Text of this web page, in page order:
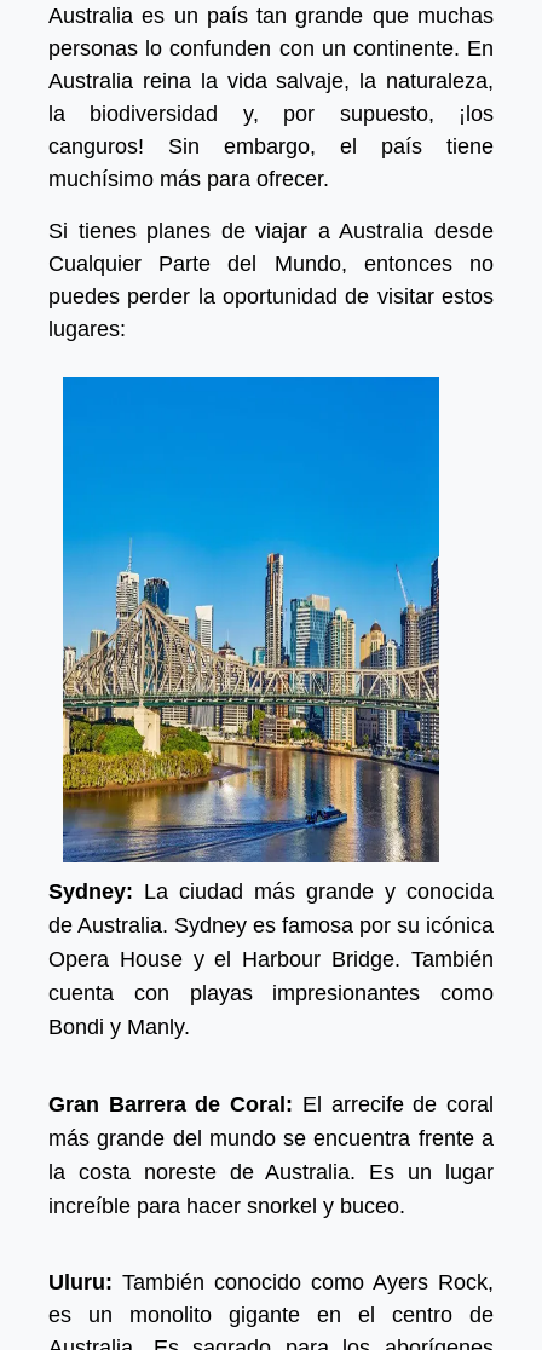
Australia es un país tan grande que muchas
personas lo confunden con un continente. En
Australia reina la vida salvaje, la naturaleza,
la biodiversidad y, por supuesto, ¡los
canguros! Sin embargo, el país tiene
muchísimo más para ofrecer.
Si tienes planes de viajar a Australia desde
Cualquier Parte del Mundo, entonces no
puedes perder la oportunidad de visitar estos
lugares:
Sydney: La ciudad más grande y conocida
de Australia. Sydney es famosa por su icónica
Opera House y el Harbour Bridge. También
cuenta con playas impresionantes como
Bondi y Manly.
Gran Barrera de Coral: El arrecife de coral
más grande del mundo se encuentra frente a
la costa noreste de Australia. Es un lugar
increíble para hacer snorkel y buceo.
Uluru: También conocido como Ayers Rock,
es un monolito gigante en el centro de